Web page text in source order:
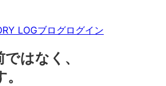
LOGブログログイン
はなく、